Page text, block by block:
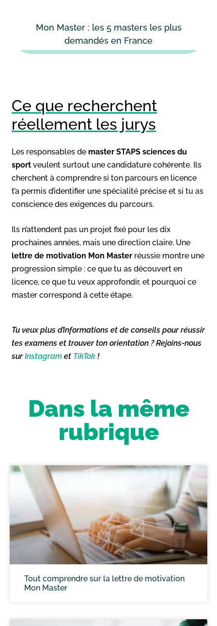
Mon Master : les 5 masters les plus
demandés en France
Ce que recherchent
réellement les jurys
Les responsables de master STAPS sciences du
sport veulent surtout une candidature cohérente. Ils
cherchent à comprendre si ton parcours en licence
t’a permis d’identifier une spécialité précise et si tu as
conscience des exigences du parcours.
Ils n’attendent pas un projet fixé pour les dix
prochaines années, mais une direction claire. Une
lettre de motivation Mon Master réussie montre une
progression simple : ce que tu as découvert en
licence, ce que tu veux approfondir, et pourquoi ce
master correspond à cette étape.
Tu veux plus d’informations et de conseils pour réussir
tes examens et trouver ton orientation ? Rejoins-nous
surInstagram et TikTok !
Dans la même
rubrique
Tout comprendre sur la lettre de motivation
Mon Master